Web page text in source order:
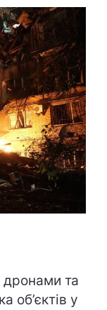
дронами та
об’єктів у